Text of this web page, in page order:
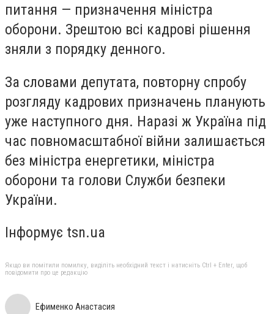
питання — призначення міністра
оборони. Зрештою всі кадрові рішення
зняли з порядку денного.
За словами депутата, повторну спробу
розгляду кадрових призначень планують
уже наступного дня. Наразі ж Україна під
час повномасштабної війни залишається
без міністра енергетики, міністра
оборони та голови Служби безпеки
України.
Інформує tsn.ua
Якщо ви помітили помилку, виділіть необхідний текст і натисніть Ctrl + Enter, щоб
повідомити про це редакцію
Ефименко Анастасия